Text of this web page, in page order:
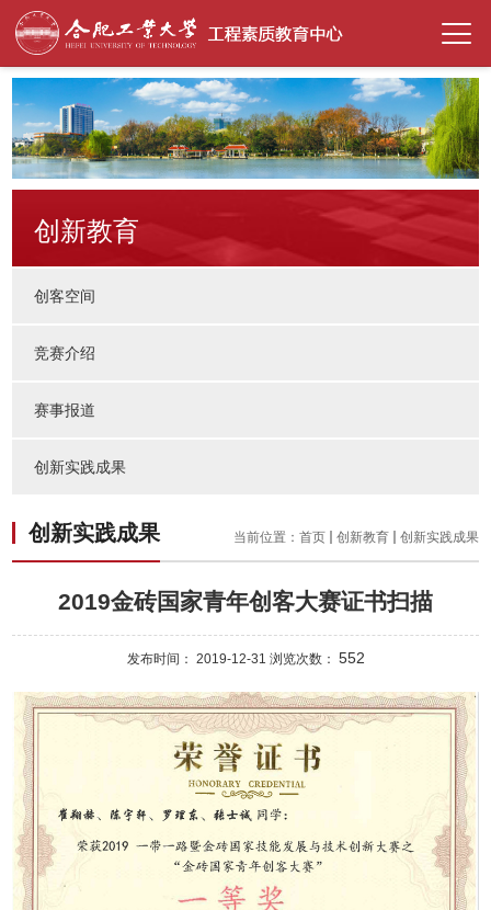
创新教育
创客空间
竞赛介绍
赛事报道
创新实践成果
创新实践成果 当前位置： 首页 创新教育 创新实践成果
2019金砖国家青年创客大赛证书扫描
发布时间： 2019-12-31 浏览次数： 552